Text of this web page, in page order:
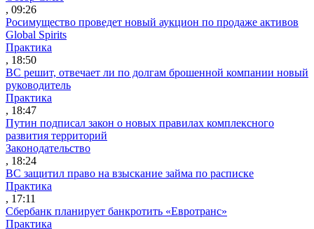
, 09:26
Росимущество проведет новый аукцион по продаже активов
Global Spirits
Практика
, 18:50
ВС решит, отвечает ли по долгам брошенной компании новый
руководитель
Практика
, 18:47
Путин подписал закон о новых правилах комплексного
развития территорий
Законодательство
, 18:24
ВС защитил право на взыскание займа по расписке
Практика
, 17:11
Сбербанк планирует банкротить «Евротранс»
Практика